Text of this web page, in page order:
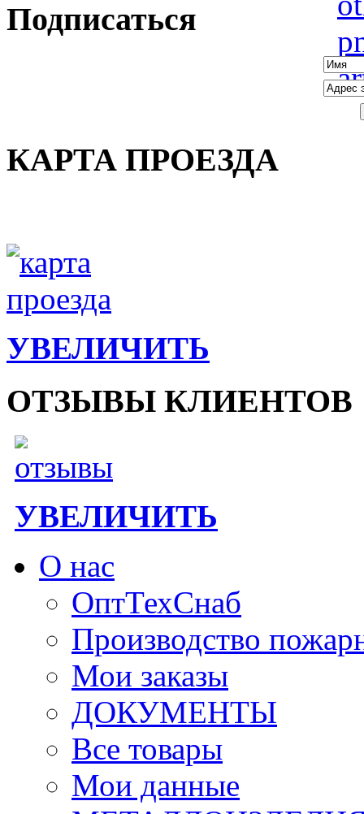
Подписаться
КАРТА ПРОЕЗДА
УВЕЛИЧИТЬ
ОТЗЫВЫ КЛИЕНТОВ
УВЕЛИЧИТЬ
О нас
ОптТехСнаб
Производство
Мои заказы
ДОКУМЕНТЫ
Все товары
Мои данные